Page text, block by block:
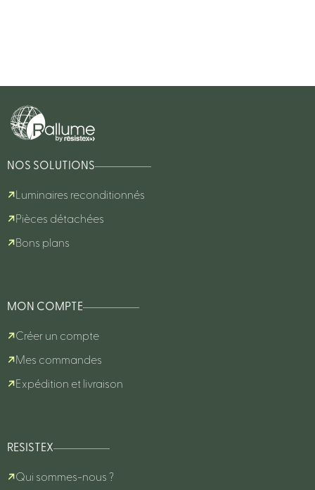
NOS SOLUTIONS
Luminaires reconditionnés
Pièces détachées
Bons plans
MON COMPTE
Créer un compte
Mes commandes
Expédition et livraison
RESISTEX
Qui sommes-nous ?